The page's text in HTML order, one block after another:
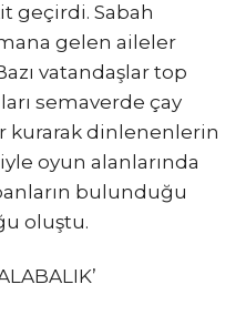
geçirdi. Sabah
gelen aileler
vatandaşlar top
semaverde çay
kurarak dinlenenlerin
oyun alanlarında
bulunduğu
oluştu.